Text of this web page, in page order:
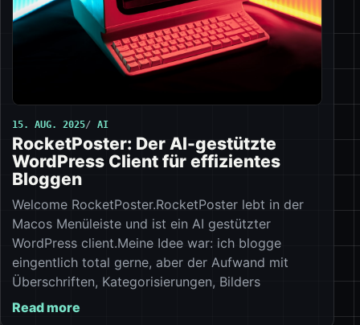
15. AUG. 2025 AI
RocketPoster: Der AI-gestützte
WordPress Client für effizientes
Bloggen
Welcome RocketPoster.RocketPoster lebt in der
Macos Menüleiste und ist ein AI gestützter
WordPress client.Meine Idee war: ich blogge
eingentlich total gerne, aber der Aufwand mit
Überschriften, Kategorisierungen, Bilders
Read more